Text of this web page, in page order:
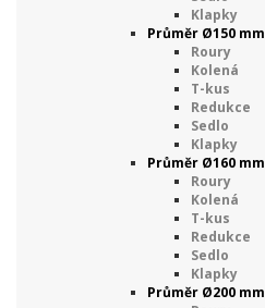
Klapky
Průměr Ø150 mm
Roury
Kolená
T-kus
Redukce
Sedlo
Klapky
Průměr Ø160 mm
Roury
Kolená
T-kus
Redukce
Sedlo
Klapky
Průměr Ø200 mm